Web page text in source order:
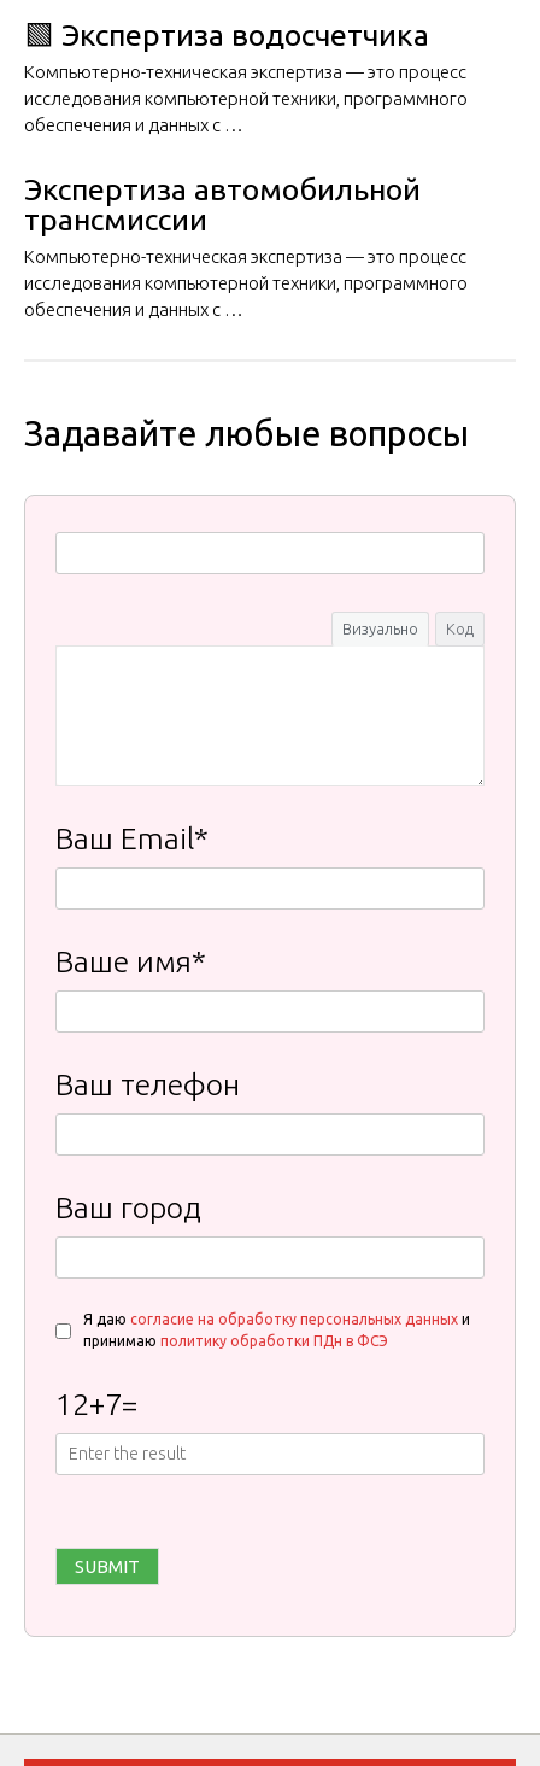
🟩 Экспертиза водосчетчика
Компьютерно-техническая экспертиза — это процесс
исследования компьютерной техники, программного
обеспечения и данных с …
Экспертиза автомобильной
трансмиссии
Компьютерно-техническая экспертиза — это процесс
исследования компьютерной техники, программного
обеспечения и данных с …
Задавайте любые вопросы
Визуально Код
Ваш Email*
Ваше имя*
Ваш телефон
Ваш город
Я даю согласие на обработку персональных данных и
принимаю политику обработки ПДн в ФСЭ
12+7=